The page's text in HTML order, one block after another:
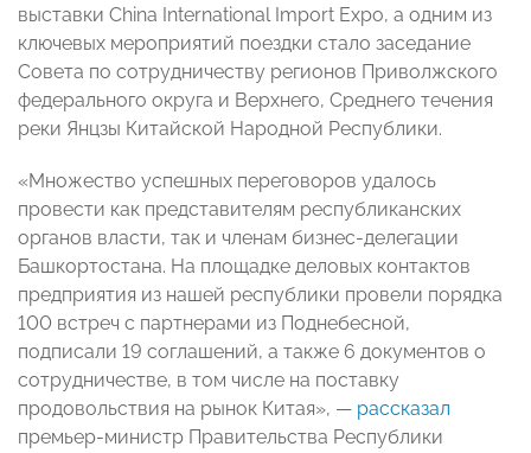
выставки China International Import Expo, а одним из
ключевых мероприятий поездки стало заседание
Совета по сотрудничеству регионов Приволжского
федерального округа и Верхнего, Среднего течения
реки Янцзы Китайской Народной Республики.
«Множество успешных переговоров удалось
провести как представителям республиканских
органов власти, так и членам бизнес-делегации
Башкортостана. На площадке деловых контактов
предприятия из нашей республики провели порядка
100 встреч с партнерами из Поднебесной,
подписали 19 соглашений, а также 6 документов о
сотрудничестве, в том числе на поставку
продовольствия на рынок Китая», — рассказал
премьер-министр Правительства Республики